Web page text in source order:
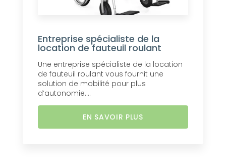
Entreprise spécialiste de la
location de fauteuil roulant
Une entreprise spécialiste de la location
de fauteuil roulant vous fournit une
solution de mobilité pour plus
d’autonomie....
EN SAVOIR PLUS